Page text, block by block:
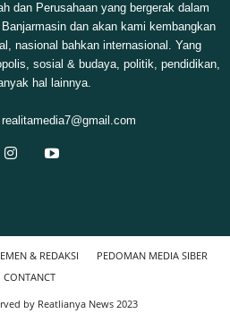
dan Perusahaan yang bergerak dalam
dan akan kami kembangkan
nasional bahkan internasional. Yang
sosial & budaya, politik, pendidikan,
hal lainnya.
realitamedia7@gmail.com
& REDAKSI
PEDOMAN MEDIA SIBER
CONTANCT
by Reatlianya News 2023